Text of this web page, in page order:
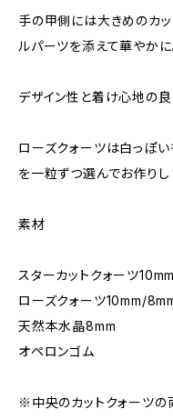
手の甲側には大きめのカ
ルパーツを添えて華やかに
デザイン性と着け心地の良
ローズクォーツは白っぽ
を一粒ずつ選んでお作りし
素材
スターカットクォーツ10mm
ローズクォーツ10mm/
天然本水晶8mm
オペロンゴム
※中央のカットクォーツの